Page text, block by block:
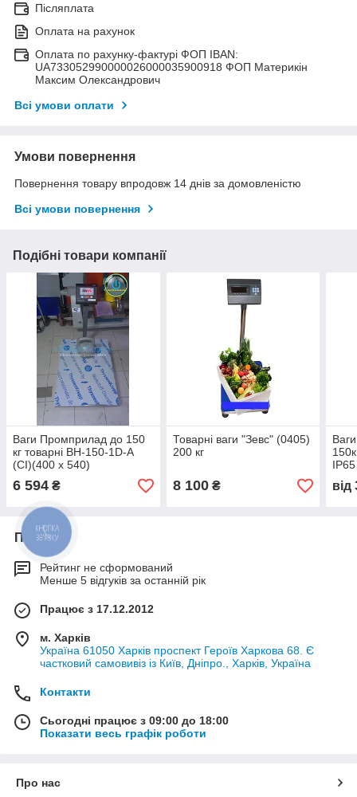
Післяплата
Оплата на рахунок
Оплата по рахунку-фактурі ФОП IBAN:
UA733052990000026000035900918 ФОП Материкін
Максим Олександрович
Всі умови оплати
Умови повернення
Повернення товару впродовж 14 днів за домовленістю
Всі умови повернення
Подібні товари компанії
Ваги Промприлад до 150
кг товарні BH-150-1D-А
(СІ)(400 х 540)
6 594 ₴
Товарні ваги "Зевс" (0405)
200 кг
8 100₴ від
Про нас
Рейтинг не сформований
Менше 5 відгуків за останній рік
Працює з 17.12.2012
м. Харків
Україна 61050 Харків проспект Героїв Харкова 68. Є
частковий самовивіз із Київ, Дніпро., Харків, Україна
Контакти
Сьогодні працює з 09:00 до 18:00
Показати весь графік роботи
Про нас
КНОПКА
ЗВ'ЯЗКУ